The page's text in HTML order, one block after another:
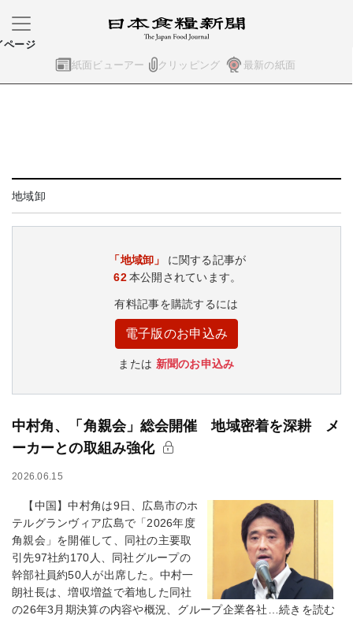
紙面ビューアー クリッピング 最新の紙面
ページ
地域卸
「地域卸」
に関する記事が
62本公開されています。
有料記事を購読するには
電子版のお申込み
または 新聞のお申込み
中村角、「角親会」総会開催 地域密着を深耕 メ
ーカーとの取組み強化
2026.06.15
【中国】中村角は9日、広島市のホ
テルグランヴィア広島で「2026年度
角親会」を開催して、同社の主要取
引先97社約170人、同社グループの
幹部社員約50人が出席した。中村一
朗社長は、増収増益で着地した同社
の26年3月期決算の内容や概況、グループ企業各社…続きを読む